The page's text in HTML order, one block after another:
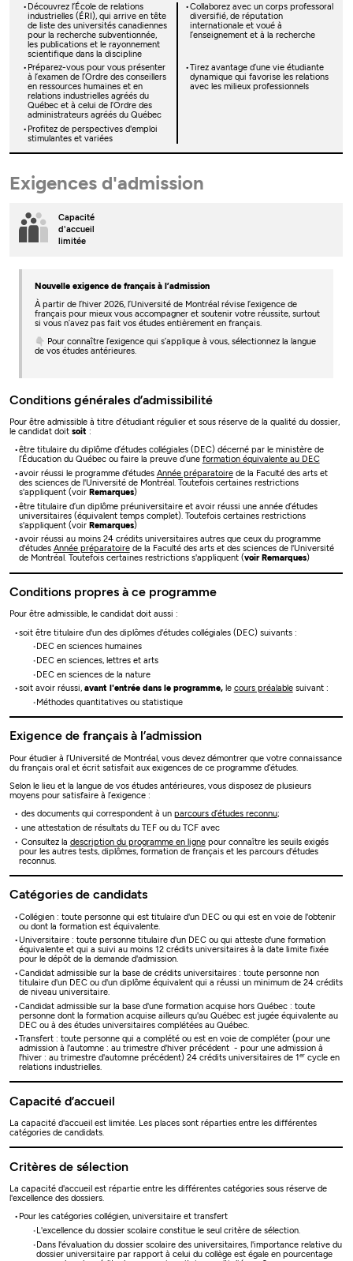
Découvrez l’École de relations
industrielles (ÉRI), qui arrive en tête
de liste des universités canadiennes
pour la recherche subventionnée,
les publications et le rayonnement
scientifique dans la discipline
Collaborez avec un corps professoral
diversifié, de réputation
internationale et voué à
l’enseignement et à la recherche
Préparez-vous pour vous présenter
à l’examen de l’Ordre des conseillers
en ressources humaines et en
relations industrielles agréés du
Québec et à celui de l’Ordre des
administrateurs agréés du Québec
Tirez avantage d’une vie étudiante
dynamique qui favorise les relations
avec les milieux professionnels
Profitez de perspectives d'emploi
stimulantes et variées
Exigences d'admission
Capacité
d'accueil
limitée
Nouvelle exigence de français à l’admission
À partir de l’hiver 2026, l’Université de Montréal révise l’exigence de
français pour mieux vous accompagner et soutenir votre réussite, surtout
si vous n’avez pas fait vos études entièrement en français.
👇 Pour connaître l’exigence qui s’applique à vous, sélectionnez la langue
de vos études antérieures.
Conditions générales d’admissibilité
Pour être admissible à titre d’étudiant régulier et sous réserve de la qualité du dossier,
le candidat doitsoit :
être titulaire du diplôme d’études collégiales (DEC) décerné par le ministère de
l’Éducation du Québec ou faire la preuve d’une formation équivalente au DEC
avoir réussi le programme d'études Année préparatoirede la Faculté des arts et
des sciences de l'Université de Montréal. Toutefois certaines restrictions
s'appliquent (voir Remarques)
être titulaire d’un diplôme préuniversitaire et avoir réussi une année d’études
universitaires (équivalent temps complet). Toutefois certaines restrictions
s'appliquent (voir Remarques)
avoir réussi au moins 24 crédits universitaires autres que ceux du programme
d'études Année préparatoirede la Faculté des arts et des sciences de l'Université
de Montréal. Toutefois certaines restrictions s'appliquent (voir Remarques)
Conditions propres à ce programme
Pour être admissible, le candidat doit aussi :
soit être titulaire d'un des diplômes d'études collégiales (DEC) suivants :
DEC en sciences humaines
DEC en sciences, lettres et arts
DEC en sciences de la nature
soit avoir réussi, avant l'entrée dans le programme,le cours préalablesuivant :
Méthodes quantitatives ou statistique
Exigence de français à l’admission
Pour étudier à l’Université de Montréal, vous devez démontrer que votre connaissance
du français oral et écrit satisfait aux exigences de ce programme d’études.
Selon le lieu et la langue de vos études antérieures, vous disposez de plusieurs
moyens pour satisfaire à l’exigence :
des documents qui correspondent à un parcours d’études reconnu;
une attestation de résultats du TEF ou du TCF avec
Consultez la description du programme en lignepour connaître les seuils exigés
pour les autres tests, diplômes, formation de français et les parcours d'études
reconnus.
Catégories de candidats
Collégien : toute personne qui est titulaire d'un DEC ou qui est en voie de l'obtenir
ou dont la formation est équivalente.
Universitaire : toute personne titulaire d'un DEC ou qui atteste d'une formation
équivalente et qui a suivi au moins 12 crédits universitaires à la date limite fixée
pour le dépôt de la demande d'admission.
Candidat admissible sur la base de crédits universitaires : toute personne non
titulaire d'un DEC ou d'un diplôme équivalent qui a réussi un minimum de 24 crédits
de niveau universitaire.
Candidat admissible sur la base d'une formation acquise hors Québec : toute
personne dont la formation acquise ailleurs qu'au Québec est jugée équivalente au
DEC ou à des études universitaires complétées au Québec.
Transfert : toute personne qui a complété ou est en voie de compléter (pour une
admission à l'automne : au trimestre d'hiver précédent - pour une admission à
l'hiver : au trimestre d'automne précédent) 24 crédits universitaires de 1 ercycle en
relations industrielles.
Capacité d’accueil
La capacité d'accueil est limitée. Les places sont réparties entre les différentes
catégories de candidats.
Critères de sélection
La capacité d'accueil est répartie entre les différentes catégories sous réserve de
l'excellence des dossiers.
Pour les catégories collégien, universitaire et transfert
L'excellence du dossier scolaire constitue le seul critère de sélection.
Dans l'évaluation du dossier scolaire des universitaires, l'importance relative du
dossier universitaire par rapport à celui du collège est égale en pourcentage